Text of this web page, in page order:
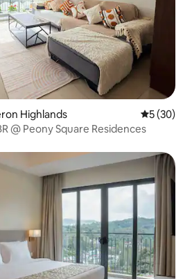
Highlands
5 (30)
@ Peony Square Residences